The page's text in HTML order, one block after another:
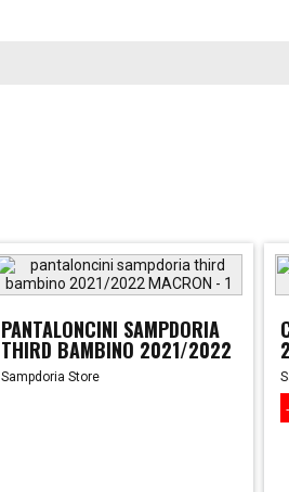
PANTALONCINI SAMPDORIA
THIRD BAMBINO 2021/2022
Sampdoria Store